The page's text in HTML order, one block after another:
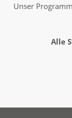
Unser
Alle